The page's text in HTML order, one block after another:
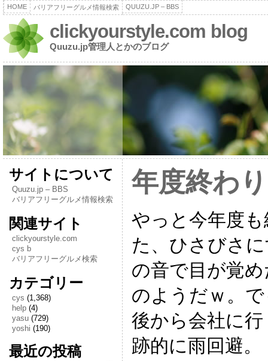
HOME バリアフリーグルメ情報検索 QUUZU.JP – BBS
clickyourstyle.com blog
Quuzu.jp管理人とかのブログ
サイトについて
Quuzu.jp – BBS
バリアフリーグルメ情報検索
関連サイト
clickyourstyle.com
cys b
バリアフリーグルメ検索
カテゴリー
cys (1,368)
help(4)
yasu(729)
yoshi (190)
最近の投稿
年度終わり
やっと今年度
た、ひさびさ
の音で目が覚
のようだｗ。
後から会社に
跡的に雨回避。